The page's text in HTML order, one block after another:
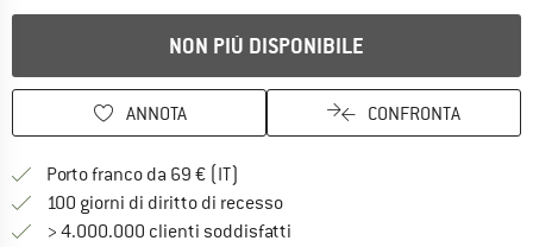
NON PIÙ DISPONIBILE
ANNOTA CONFRONTA
Porto franco da 69 € (IT)
100 giorni di diritto di recessoVai alla politica di recesso qui
> 4.000.000 clienti soddisfatti